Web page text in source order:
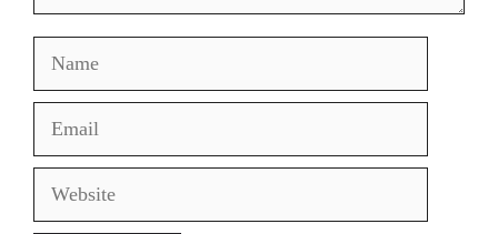
Name
Email
Website